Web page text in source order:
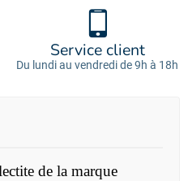
Service client
Du lundi au vendredi de 9h à 18h
de la marque